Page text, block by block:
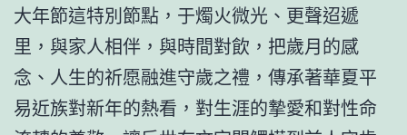
大年節這特別節點，于燭火微光、更聲迢遞
里，與家人相伴，與時間對飲，把歲月的感
念、人生的祈愿融進守歲之禮，傳承著華夏平
易近族對新年的熱看，對生涯的摯愛和對性命